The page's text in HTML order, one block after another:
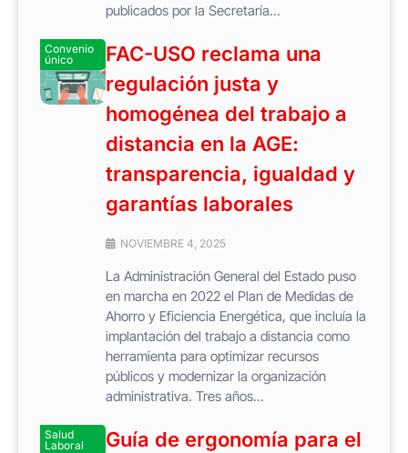
publicados por la Secretaría...
Convenio
único
FAC-USO reclama una
regulación justa y
homogénea del trabajo a
distancia en la AGE:
transparencia, igualdad y
garantías laborales
NOVIEMBRE 4, 2025
La Administración General del Estado puso
en marcha en 2022 el Plan de Medidas de
Ahorro y Eficiencia Energética, que incluía la
implantación del trabajo a distancia como
herramienta para optimizar recursos
públicos y modernizar la organización
administrativa. Tres años...
Salud
Laboral
Guía de ergonomía para el